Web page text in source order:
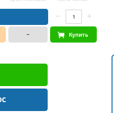
– Купить